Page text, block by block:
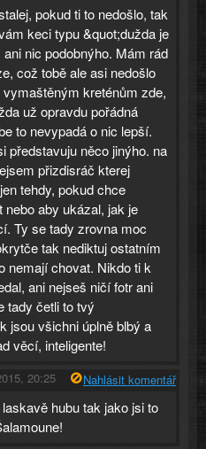
pokud ti to nedošlo, tak
keci typu &quot;dužda je
nic podobnýho. Mám rád
což tobě ale asi nedošlo
vymaštěným kreténům zde,
už opravdu pořádná
to nevypadá o nic lepší.
představuju něco jinýho. na
přizdisráč kterej
tehdy, pokud chce
nebo aby ukázal, jak je
Ty se tady zrovna moc
tak nediktuj ostatním
nemají chovat. Nikdo ti k
ani nejseš ničí fotr ani
tady četli to tvý
jsou všichni úplně blbý a
věcí, inteligente!
20:25 Nahlásit komentář
hubu tak jako jsi to